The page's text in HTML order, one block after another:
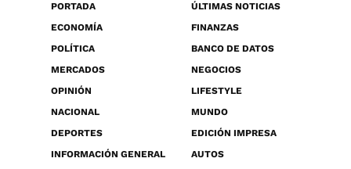
PORTADA
ÚLTIMAS NOTICIAS
ECONOMÍA
FINANZAS
POLÍTICA
BANCO DE DATOS
MERCADOS
NEGOCIOS
OPINIÓN
LIFESTYLE
NACIONAL
MUNDO
DEPORTES
EDICIÓN IMPRESA
INFORMACIÓN GENERAL
AUTOS